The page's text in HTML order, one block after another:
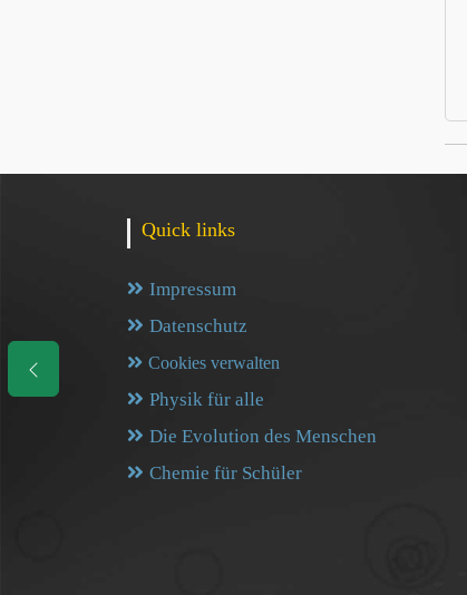
Quick links
Impressum
Datenschutz
Cookies verwalten
Physik für alle
Die Evolution des Menschen
Chemie für Schüler